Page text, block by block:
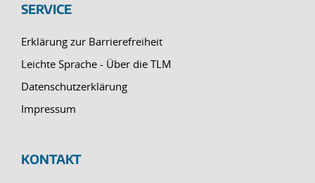
SERVICE
Erklärung zur Barrierefreiheit
Leichte Sprache - Über die TLM
Datenschutzerklärung
Impressum
KONTAKT